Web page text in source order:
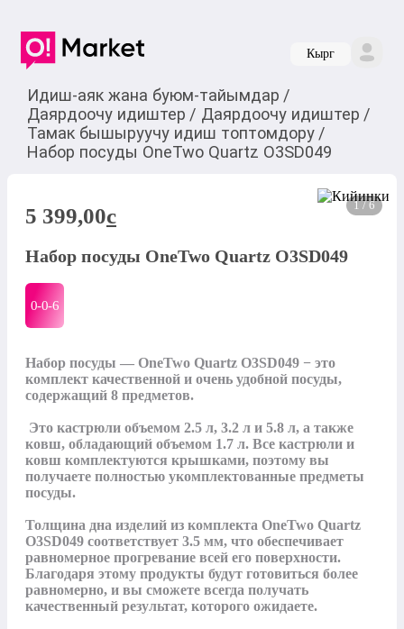
Кырг
Идиш-аяк жана буюм-тайымдар /
Даярдоочу идиштер / Даярдоочу идиштер /
Тамак бышыруучу идиш топтомдору /
Набор посуды OneTwo Quartz O3SD049
1 / 6
5 399,00c
Набор посуды OneTwo Quartz O3SD049
0-0-6
Набор посуды — OneTwo Quartz O3SD049 − это
комплект качественной и очень удобной посуды,
содержащий 8 предметов.
ковш, обладающий объемом 1.7 л. Все кастрюли и
ковш комплектуются крышками, поэтому вы
получаете полностью укомплектованные предметы
посуды.
Толщина дна изделий из комплекта OneTwo Quartz
O3SD049 соответствует 3.5 мм, что обеспечивает
равномерное прогревание всей его поверхности.
Благодаря этому продукты будут готовиться более
равномерно, и вы сможете всегда получать
качественный результат, которого ожидаете.